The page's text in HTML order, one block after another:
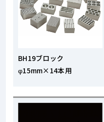
BH19ブロック
φ15mm×14本用